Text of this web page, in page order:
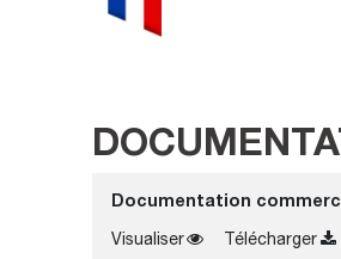
Documentation
Visualiser
Télécharger